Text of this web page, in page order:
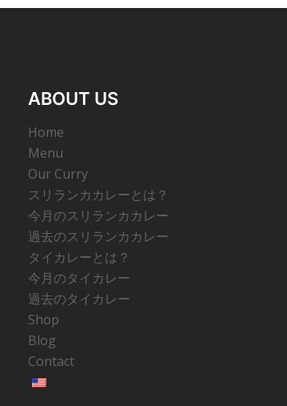
ABOUT US
Home
Menu
Our Curry
スリランカカレーとは？
今月のスリランカカレー
過去のスリランカカレー
タイカレーとは？
今月のタイカレー
過去のタイカレー
Shop
Blog
Contact